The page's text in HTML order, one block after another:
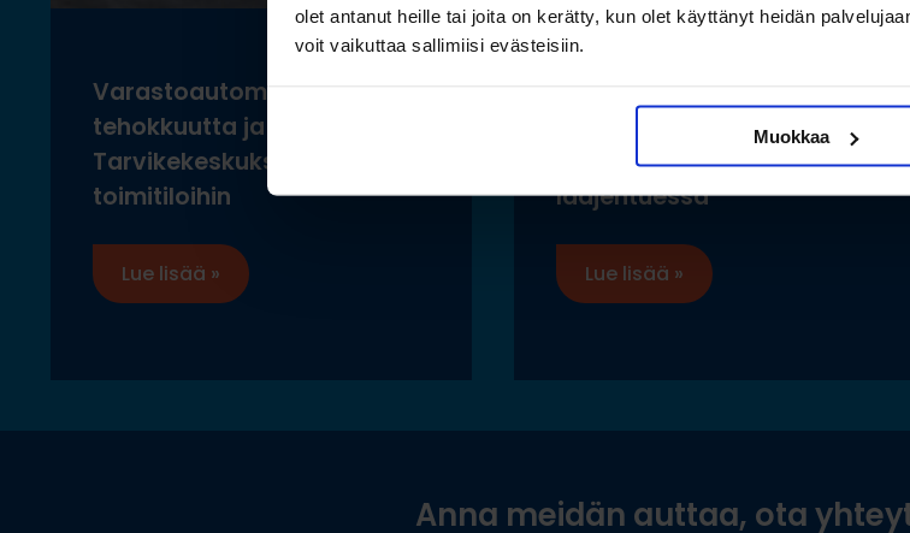
olet antanut heille tai joita on kerätty, kun olet käyttänyt heidän
voit vaikuttaa sallimiisi evästeisiin.
Muokkaa
Varastoautomaatilla
tehokkuutta ja ergonomiaa
Tarvikekeskuksen uusiin
toimitiloihin
Lue lisää »
pitkälle tavaralle Hartman
Raudan toiminnan
laajentuessa
Lue lisää »
Anna meidän auttaa, ota